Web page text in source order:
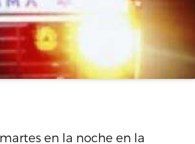
en la noche en la